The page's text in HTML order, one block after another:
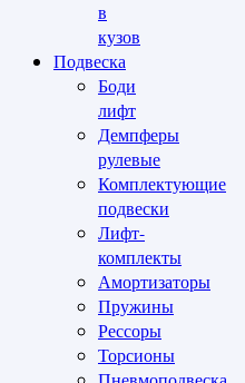
в
кузов
Подвеска
Боди
лифт
Демпферы
рулевые
Комплектующие
подвески
Лифт-
комплекты
Амортизаторы
Пружины
Рессоры
Торсионы